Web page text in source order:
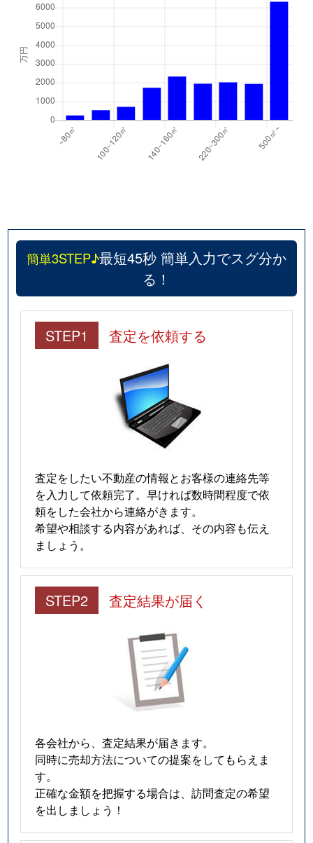
簡単3STEP♪最短45秒 簡単入力でスグ分か
る！
STEP1 査定を依頼する
査定をしたい不動産の情報とお客様の連絡先等
を入力して依頼完了。早ければ数時間程度で依
頼をした会社から連絡がきます。
希望や相談する内容があれば、その内容も伝え
ましょう。
STEP2 査定結果が届く
各会社から、査定結果が届きます。
同時に売却方法についての提案をしてもらえま
す。
正確な金額を把握する場合は、訪問査定の希望
を出しましょう！